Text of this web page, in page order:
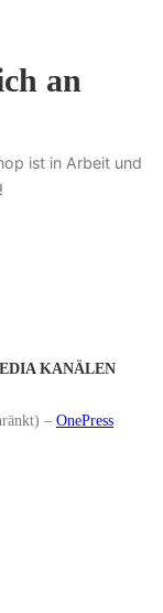
an
ist in Arbeit und
KANÄLEN
– OnePress